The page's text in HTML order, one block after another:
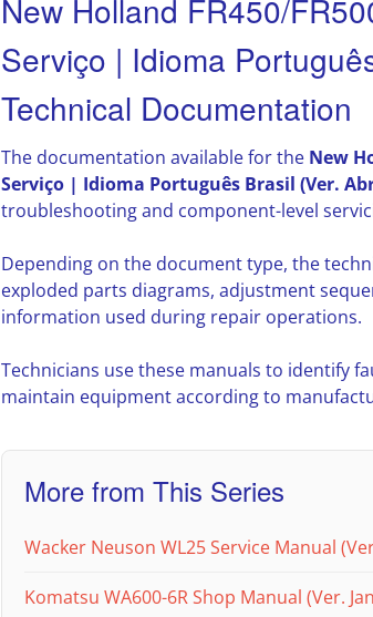
New Holland FR450/
Serviço | Idioma
Technical Documentation
The documentation available for the New
Serviço | Idioma Português Brasil (Ver.
troubleshooting and component-level
Depending on the document type, the
exploded parts diagrams, adjustment
information used during repair operations.
Technicians use these manuals to identify
maintain equipment according to
More from This Series
Wacker Neuson WL25 Service Manual
Komatsu WA600-6R Shop Manual (Ver.